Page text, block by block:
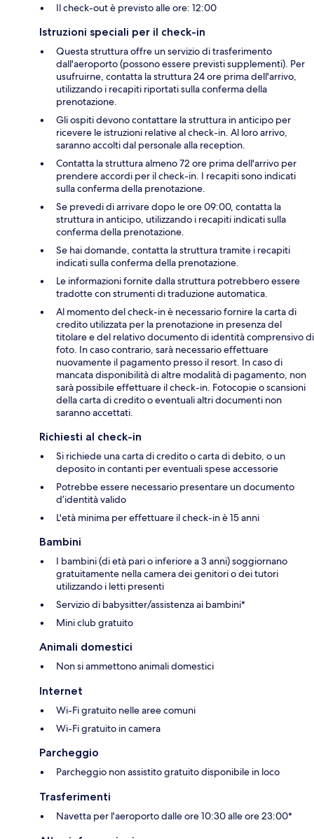
Il check-out è previsto alle ore: 12:00
Istruzioni speciali per il check-in
Questa struttura offre un servizio di trasferimento
dall'aeroporto (possono essere previsti supplementi). Per
usufruirne, contatta la struttura 24 ore prima dell'arrivo,
utilizzando i recapiti riportati sulla conferma della
prenotazione.
Gli ospiti devono contattare la struttura in anticipo per
ricevere le istruzioni relative al check-in. Al loro arrivo,
saranno accolti dal personale alla reception.
Contatta la struttura almeno 72 ore prima dell'arrivo per
prendere accordi per il check-in. I recapiti sono indicati
sulla conferma della prenotazione.
Se prevedi di arrivare dopo le ore 09:00, contatta la
struttura in anticipo, utilizzando i recapiti indicati sulla
conferma della prenotazione.
Se hai domande, contatta la struttura tramite i recapiti
indicati sulla conferma della prenotazione.
Le informazioni fornite dalla struttura potrebbero essere
tradotte con strumenti di traduzione automatica.
Al momento del check-in è necessario fornire la carta di
credito utilizzata per la prenotazione in presenza del
titolare e del relativo documento di identità comprensivo di
foto. In caso contrario, sarà necessario effettuare
nuovamente il pagamento presso il resort. In caso di
mancata disponibilità di altre modalità di pagamento, non
sarà possibile effettuare il check-in. Fotocopie o scansioni
della carta di credito o eventuali altri documenti non
saranno accettati.
Richiesti al check-in
Si richiede una carta di credito o carta di debito, o un
deposito in contanti per eventuali spese accessorie
Potrebbe essere necessario presentare un documento
d’identità valido
L'età minima per effettuare il check-in è 15 anni
Bambini
I bambini (di età pari o inferiore a 3 anni) soggiornano
gratuitamente nella camera dei genitori o dei tutori
utilizzando i letti presenti
Servizio di babysitter/assistenza ai bambini*
Mini club gratuito
Animali domestici
Non si ammettono animali domestici
Internet
Wi-Fi gratuito nelle aree comuni
Wi-Fi gratuito in camera
Parcheggio
Parcheggio non assistito gratuito disponibile in loco
Trasferimenti
Navetta per l'aeroporto dalle ore 10:30 alle ore 23:00*